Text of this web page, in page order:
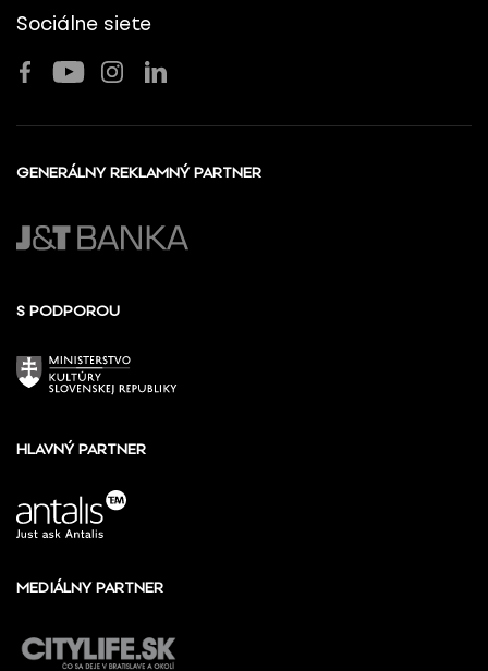
Sociálne siete
GENERÁLNY REKLAMNÝ PARTNER
S PODPOROU
HLAVNÝ PARTNER
MEDIÁLNY PARTNER